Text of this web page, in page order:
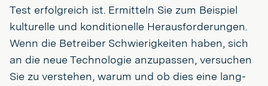
Test erfolgreich ist. Ermitteln Sie zum Beispiel
kulturelle und konditionelle Herausforderungen.
Wenn die Betreiber Schwierigkeiten haben, sich
an die neue Technologie anzupassen, versuchen
Sie zu verstehen, warum und ob dies eine lang-